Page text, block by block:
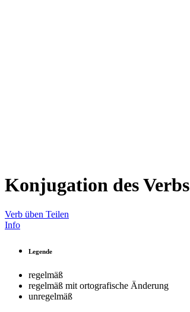
Konjugation des Verbs
Verb üben Teilen
Info
Legende
regelmäß
regelmäß mit ortografische Änderung
unregelmäß